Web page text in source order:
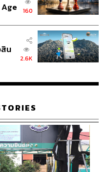
อะๆ
ชอบแรปเหมือนกัน จากแรป
กันตลกๆ แรปสดกันทุกวัน มี
ปไหนเจออะไรก็บอกว่า เฮ้ย
มอาจจะยังแรปคนเดียวอยู่
เข้าใจ มีความสนุกไปด้วย
อโลกของเราอีกใบหนึ่ง ท่ี
ด้จริงๆ
มองโลกการแรปของโอม
160
น
2.6K